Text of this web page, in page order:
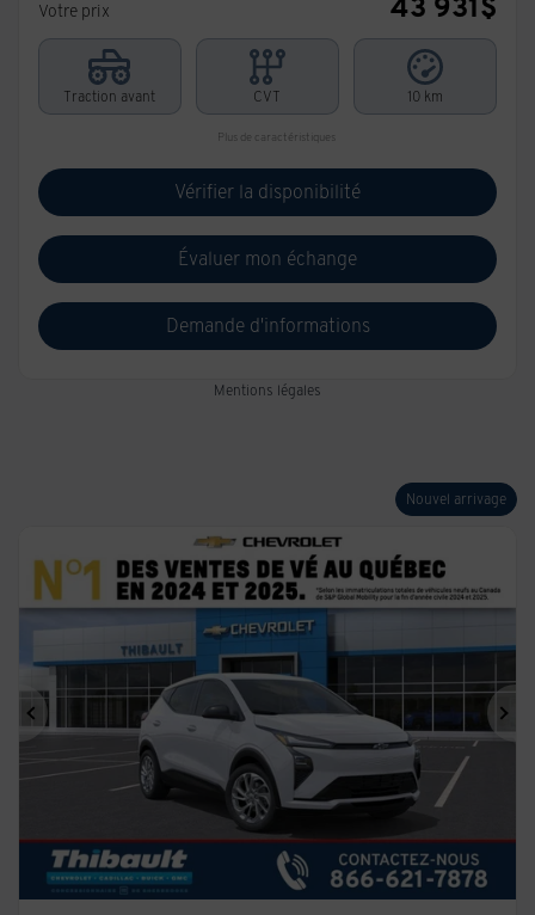
Votre prix
Traction avant CVT 10 km
Plus de caractéristiques
Vérifier la disponibilité
Évaluer mon échange
Demande d'informations
Mentions légales
Nouvel arrivage
Précédent